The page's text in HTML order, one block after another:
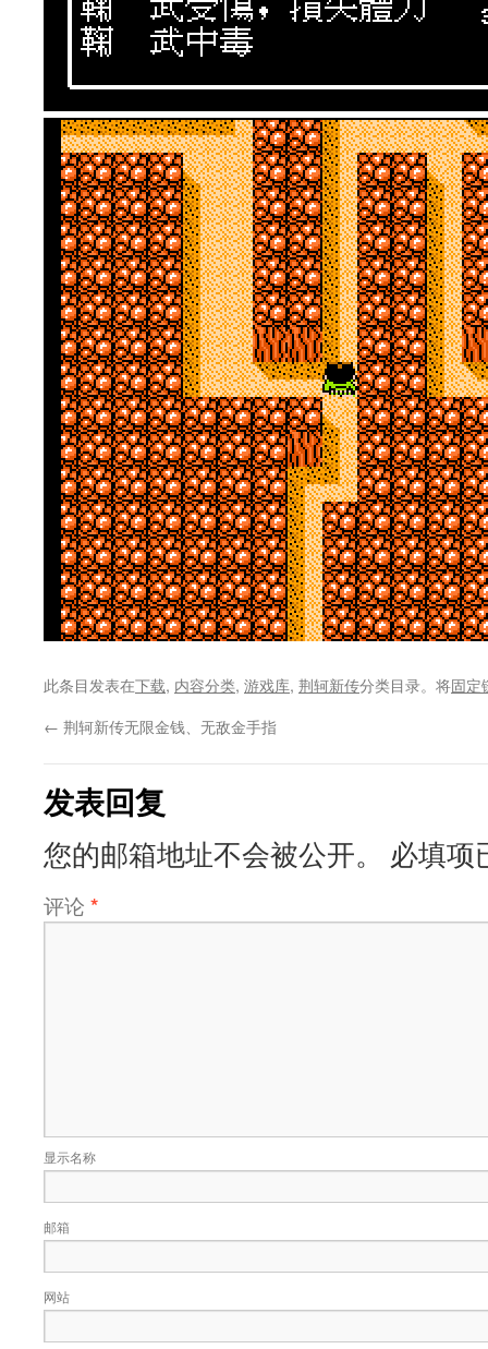
此条目发表在下载, 内容分类, 游戏库, 荆轲新传分类目录。将固定
← 荆轲新传无限金钱、无敌金手指
发表回复
您的邮箱地址不会被公开。 必填项
评论 *
显示名称
邮箱
网站